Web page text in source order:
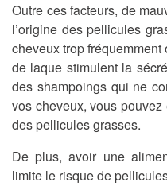
Outre ces facteurs, de
l’origine des pellicules
cheveux trop
de laque stimulent la
des shampoings qui ne
vos cheveux, vous
des pellicules grasses.
De plus, avoir une
limite le risque de